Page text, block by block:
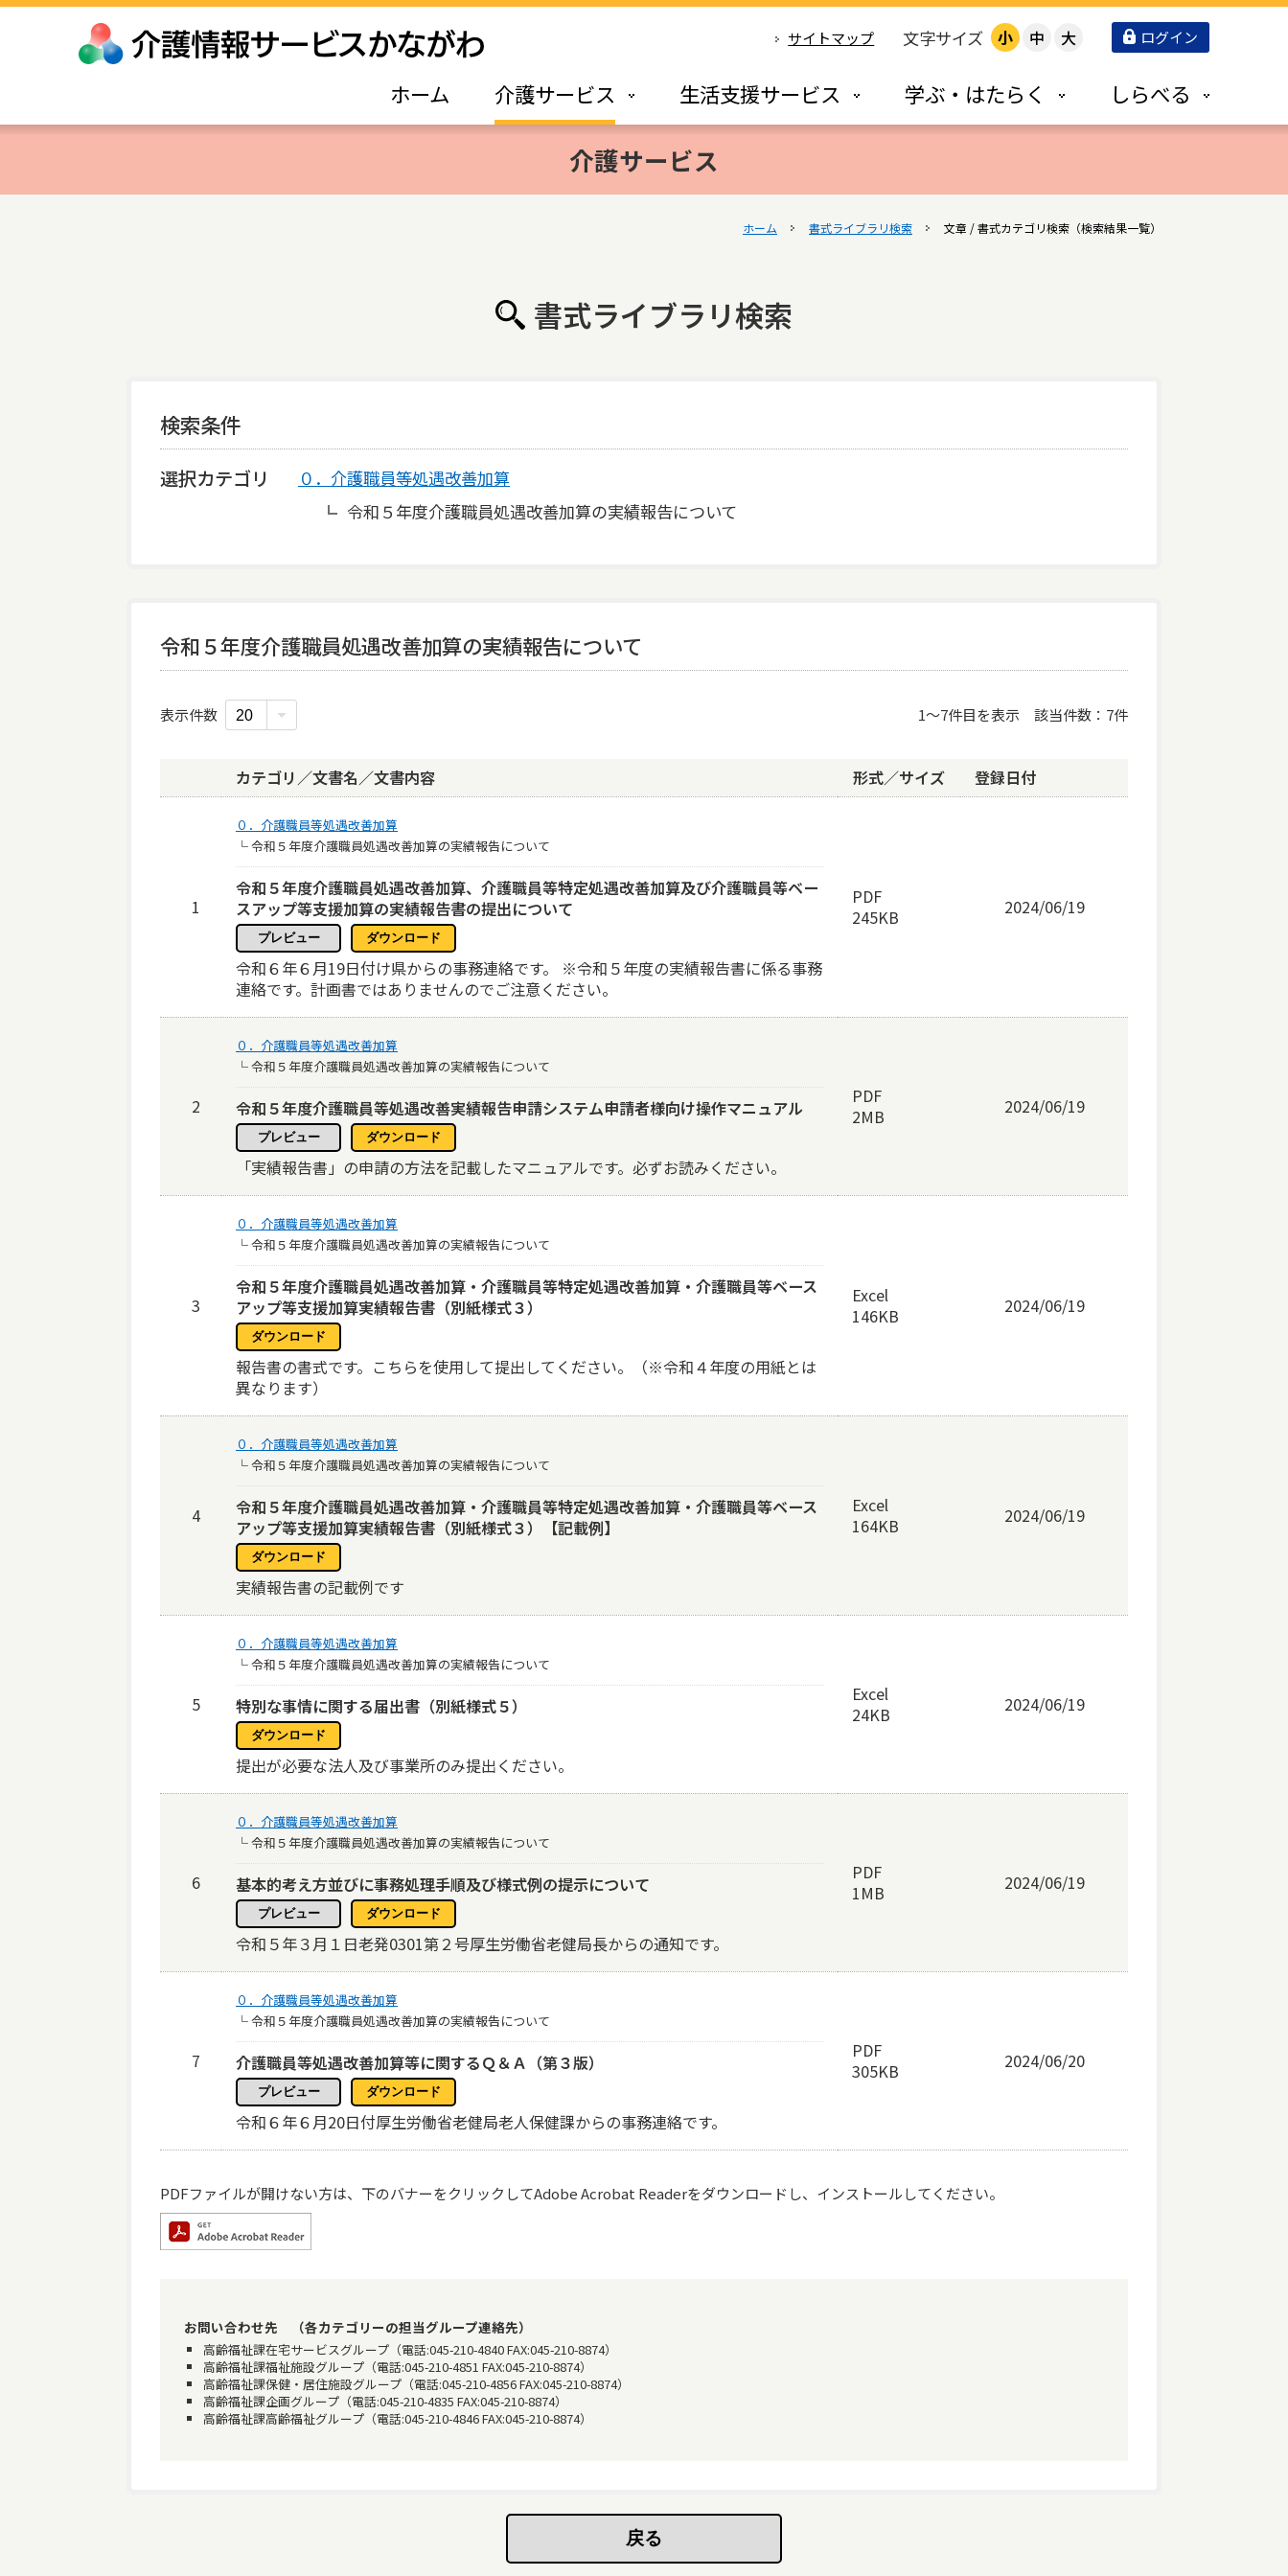
サイトマップ 文字サイズ 小 中 大 ログイン
ホーム 介護サービス 生活支援サービス 学ぶ・はたらく しらべる
介護サービス
ホーム 書式ライブラリ検索 文章 / 書式カテゴリ検索（検索結果一覧）
書式ライブラリ検索
検索条件
選択カテゴリ
０．介護職員等処遇改善加算
令和５年度介護職員処遇改善加算の実績報告について
令和５年度介護職員処遇改善加算の実績報告について
表示件数 1〜7件目を表示 該当件数 7件
カテゴリ／文書名／文書内容 形式／サイズ 登録日付
1
０．介護職員等処遇改善加算
└ 令和５年度介護職員処遇改善加算の実績報告について
令和５年度介護職員処遇改善加算、介護職員等特定処遇改善加算及び介護職員等ベー
スアップ等支援加算の実績報告書の提出について
令和６年６月19日付け県からの事務連絡です。 ※令和５年度の実績報告書に係る事務
連絡です。計画書ではありませんのでご注意ください。
PDF
245KB
2024/06/19
2
０．介護職員等処遇改善加算
└ 令和５年度介護職員処遇改善加算の実績報告について
令和５年度介護職員等処遇改善実績報告申請システム申請者様向け操作マニュアル
「実績報告書」の申請の方法を記載したマニュアルです。必ずお読みください。
PDF
2MB
2024/06/19
3
０．介護職員等処遇改善加算
└ 令和５年度介護職員処遇改善加算の実績報告について
令和５年度介護職員処遇改善加算・介護職員等特定処遇改善加算・介護職員等ベース
アップ等支援加算実績報告書（別紙様式３）
報告書の書式です。こちらを使用して提出してください。（※令和４年度の用紙とは
異なります）
Excel
146KB
2024/06/19
4
０．介護職員等処遇改善加算
└ 令和５年度介護職員処遇改善加算の実績報告について
令和５年度介護職員処遇改善加算・介護職員等特定処遇改善加算・介護職員等ベース
アップ等支援加算実績報告書（別紙様式３）【記載例】
実績報告書の記載例です
Excel
164KB
2024/06/19
5
０．介護職員等処遇改善加算
└ 令和５年度介護職員処遇改善加算の実績報告について
特別な事情に関する届出書（別紙様式５）
提出が必要な法人及び事業所のみ提出ください。
Excel
24KB
2024/06/19
6
０．介護職員等処遇改善加算
└ 令和５年度介護職員処遇改善加算の実績報告について
基本的考え方並びに事務処理手順及び様式例の提示について
令和５年３月１日老発0301第２号厚生労働省老健局長からの通知です。
PDF
1MB
2024/06/19
7
０．介護職員等処遇改善加算
└ 令和５年度介護職員処遇改善加算の実績報告について
介護職員等処遇改善加算等に関するＱ＆Ａ（第３版）
令和６年６月20日付厚生労働省老健局老人保健課からの事務連絡です。
PDF
305KB
2024/06/20
PDFファイルが開けない方は、下のバナーをクリックしてAdobe Acrobat Readerをダウンロードし、インストールしてください。
お問い合わせ先 （各カテゴリーの担当グループ連絡先）
高齢福祉課在宅サービスグループ（電話:045-210-4840 FAX:045-210-8874）
高齢福祉課福祉施設グループ（電話:045-210-4851 FAX:045-210-8874）
高齢福祉課保健・居住施設グループ（電話:045-210-4856 FAX:045-210-8874）
高齢福祉課企画グループ（電話:045-210-4835 FAX:045-210-8874）
高齢福祉課高齢福祉グループ（電話:045-210-4846 FAX:045-210-8874）